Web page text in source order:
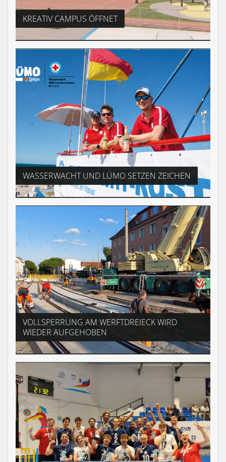
KREATIV CAMPUS ÖFFNET
WASSERWACHT UND LÜMO SETZEN ZEICHEN
VOLLSPERRUNG AM WERFTDREIECK WIRD
WIEDER AUFGEHOBEN